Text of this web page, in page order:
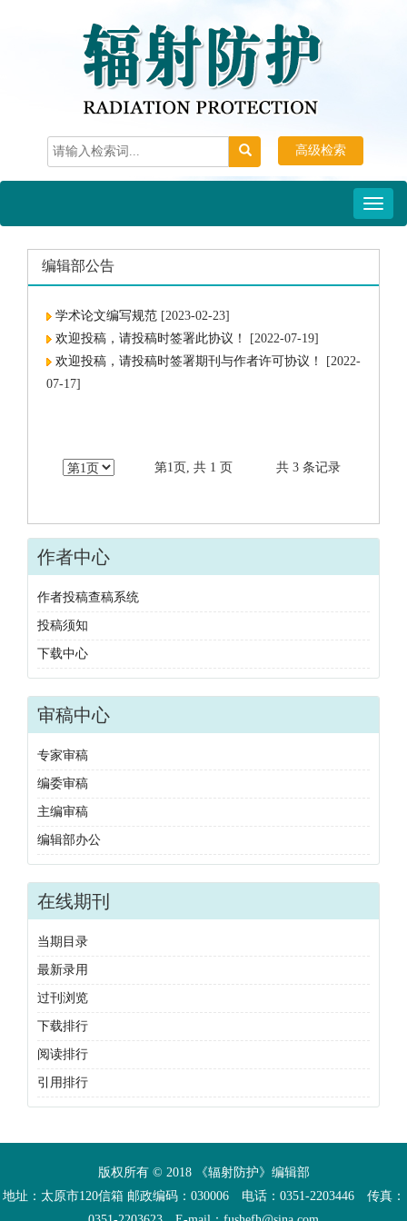
高级检索
Toggle
编辑部公告
学术论文编写规范 [2023-02-23]
欢迎投稿，请投稿时签署此协议！
[2022-07-19]
欢迎投稿，请投稿时签署期刊与作者许可协议！
[2022-
07-17]
第1页, 共 1 页 共 3 条记录
作者中心
作者投稿查稿系统
投稿须知
下载中心
审稿中心
专家审稿
编委审稿
主编审稿
编辑部办公
在线期刊
当期目录
最新录用
过刊浏览
下载排行
阅读排行
引用排行
版权所有 © 2018 《辐射防护》编辑部
地址：太原市120信箱 邮政编码：030006 电话：0351-2203446 传真：